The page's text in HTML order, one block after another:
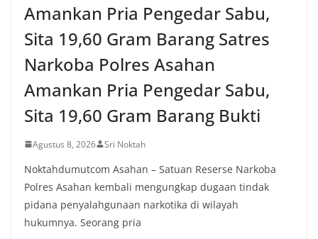
Amankan Pria Pengedar Sabu,
Sita 19,60 Gram Barang Satres
Narkoba Polres Asahan
Amankan Pria Pengedar Sabu,
Sita 19,60 Gram Barang Bukti
Agustus 8, 2026 Sri Noktah
Noktahdumutcom Asahan – Satuan Reserse Narkoba
Polres Asahan kembali mengungkap dugaan tindak
pidana penyalahgunaan narkotika di wilayah
hukumnya. Seorang pria